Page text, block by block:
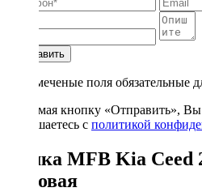
Отправить
* - отмеченые поля обязательные
Нажимая кнопку «Отправить», Вы
соглашаетесь с политикой
Рамка MFB Kia Ceed
матовая